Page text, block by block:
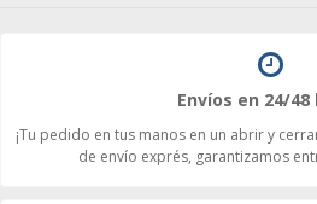
Envíos en 24/48
¡Tu pedido en tus manos en un abrir y
de envío exprés, garantizamos